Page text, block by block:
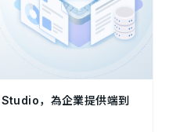
，為企業提供端到